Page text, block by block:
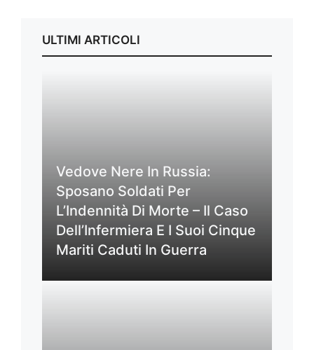
ULTIMI ARTICOLI
Vedove Nere In Russia:
Sposano Soldati Per
L’Indennità Di Morte – Il Caso
Dell’Infermiera E I Suoi Cinque
Mariti Caduti In Guerra